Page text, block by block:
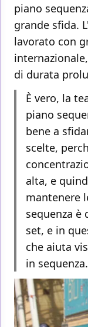
piano
grande sfida.
lavorato con
di durata
È vero, la
piano
bene a
scelte,
alta, e
mantenere
sequenza è
set, e in
che aiuta
in sequenza.